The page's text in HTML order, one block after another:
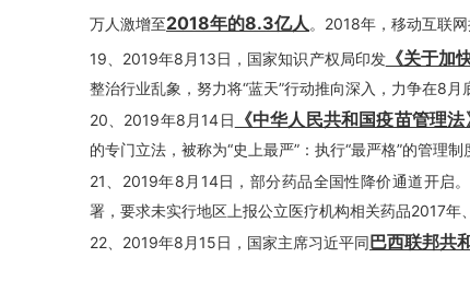
万人激增至2018年的8.3亿人。2018年，移动互联
19、2019年8月13日，国家知识产权局印发《关于加
整治行业乱象，努力将“蓝天”行动推向深入，力争在8月
20、2019年8月14日
《中华人民共和国疫苗管理法
的专门立法，被称为“史上最严”：执行“最严格”的管理制
21、2019年8月14日，部分药品全国性降价通道开启
署，要求未实行地区上报公立医疗机构相关药品2017年
22、2019年8月15日，国家主席习近平同巴西联邦共